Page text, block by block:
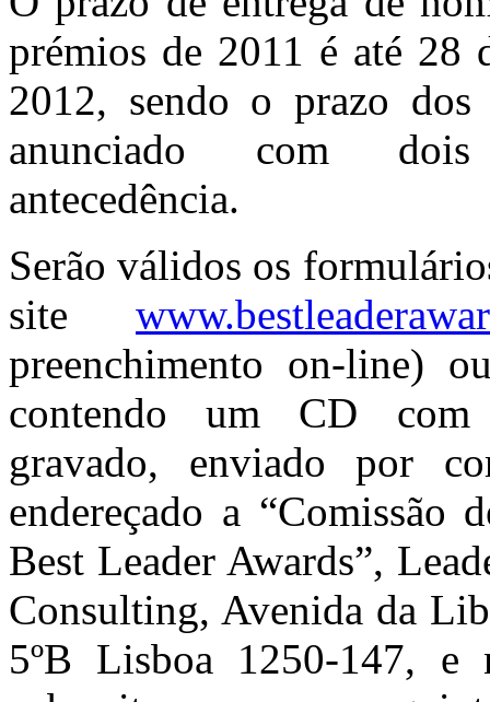
prémios de 2011 é até 28
2012, sendo o prazo dos
anunciado com
antecedência.
Serão válidos os
site
preenchimento on-line)
contendo um CD
gravado, enviado por
endereçado a “Comissão
Best Leader Awards”,
Consulting, Avenida da
5ºB Lisboa 1250-147, e